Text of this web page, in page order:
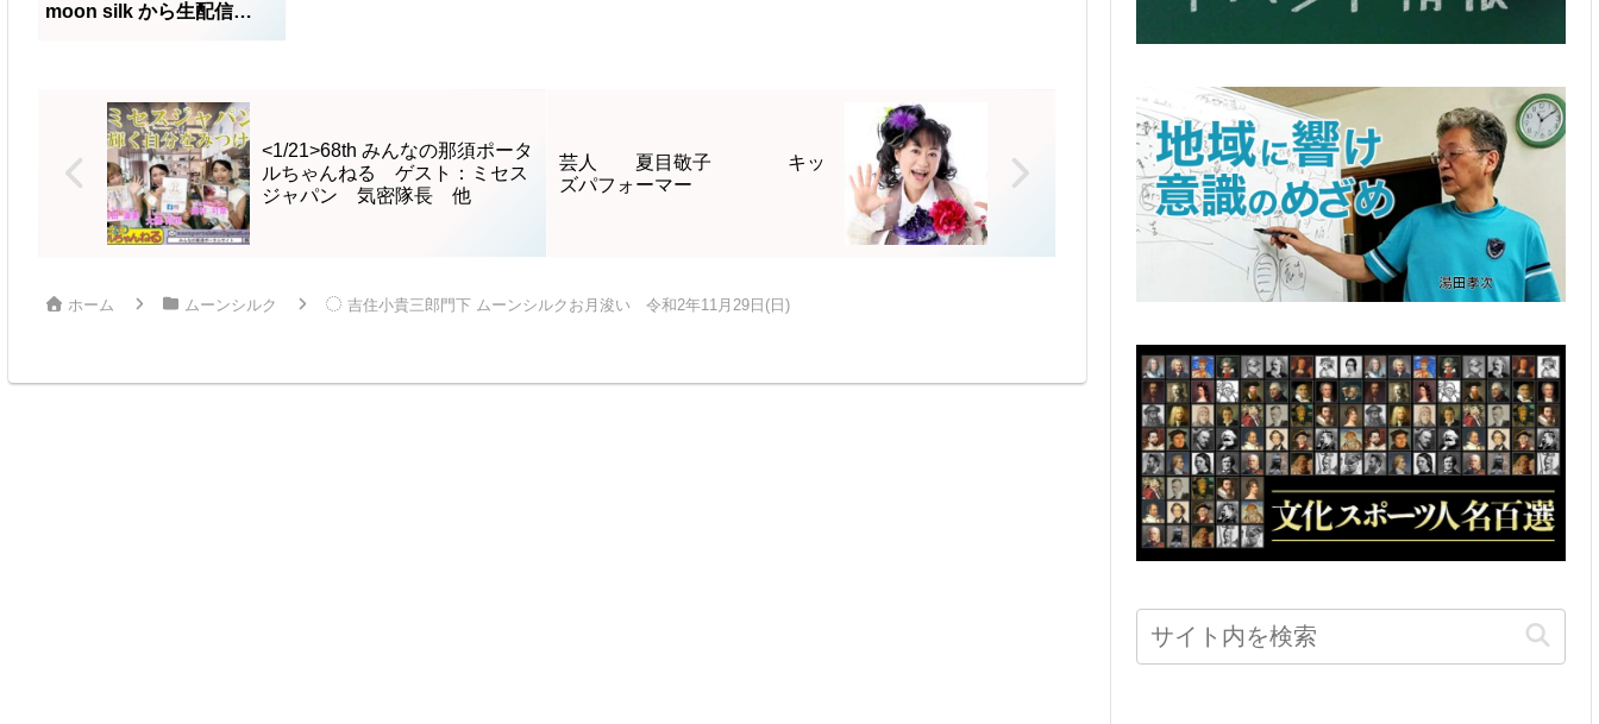
moon silk から生配信
<1/21>68th みんなの那須ポータ
ルちゃんねる ゲスト：ミセス
ジャパン 気密隊長 他
芸人 夏目敬子 キッ
ズパフォーマー
ホーム ムーンシルク 吉住小貴三郎門下 ムーンシルクお月浚い 令和2年11月29日(日)